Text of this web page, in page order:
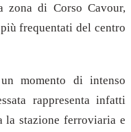
zona di Corso Cavour,
frequentati del centro
momento di intenso
rappresenta infatti
stazione ferroviaria e